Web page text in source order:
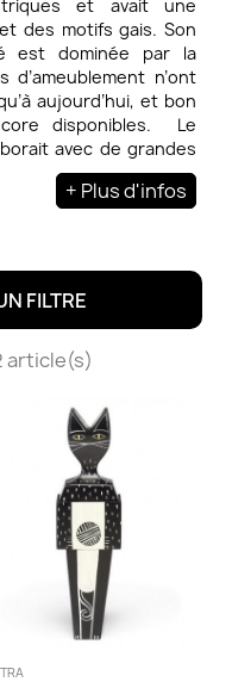
et avait une
des motifs gais. Son
est dominée par la
n’ont
aujourd’hui, et bon
disponibles. Le
avec de grandes
+ Plus d'infos
FILTRE
article(s)